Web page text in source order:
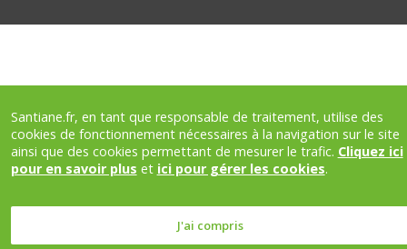
Santiane.fr, en tant que responsable de traitement, utilise des
cookies de fonctionnement nécessaires à la navigation sur le site
ainsi que des cookies permettant de mesurer le trafic. Cliquez ici
pour en savoir plus et ici pour gérer les cookies.
J'ai compris